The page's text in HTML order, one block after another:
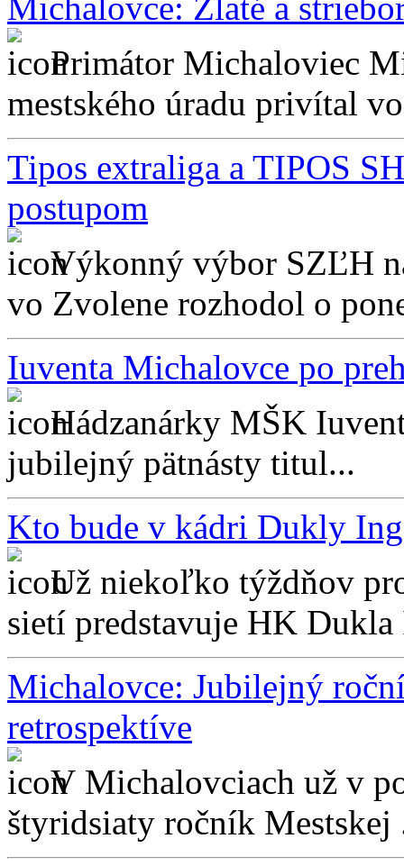
Primátor Michaloviec
mestského úradu privítal
Tipos extraliga a TIPOS
postupom
Výkonný výbor SZĽH
vo Zvolene rozhodol o
Iuventa Michalovce po
Hádzanárky MŠK
jubilejný pätnásty titul...
Kto bude v kádri Dukly
Už niekoľko týždňov
sietí predstavuje HK Dukla
Michalovce: Jubilejný
retrospektíve
V Michalovciach už v
štyridsiaty ročník Mestskej